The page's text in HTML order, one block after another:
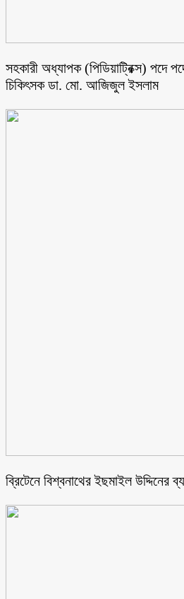
সহকারী অধ্যাপক (পিডিয়াট্রিক্স) পদে
চিকিৎসক ডা. মো. আজিজুল ইসলাম
ব্রিটেনে বিশ্বনাথের ইছমাইল উদ্দিনের